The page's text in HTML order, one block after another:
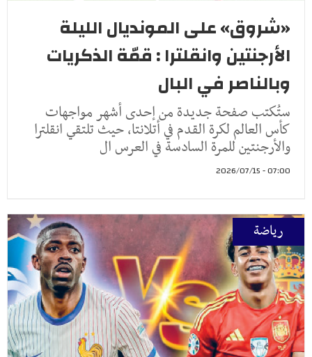
«شروق» على المونديال الليلة
الأرجنتين وانقلترا : قمّة الذكريات
وبالناصر في البال
ستُكتب صفحة جديدة من إحدى أشهر مواجهات
كأس العالم لكرة القدم في أتلانتا، حيث تلتقي انقلترا
والأرجنتين للمرة السادسة في العرس ال
07:00 - 2026/07/15
رياضة